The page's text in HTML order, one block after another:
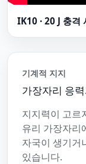
IK10 · 20 J 충격
기계적 지지
가장자리 응
지지력이 고르
유리 가장자리
자국이 생기거
있습니다.